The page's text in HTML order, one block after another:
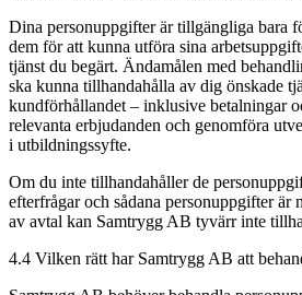
Dina personuppgifter är tillgängliga bara
dem för att kunna utföra sina
tjänst du begärt. Ändamålen med
ska kunna tillhandahålla av dig önskade
kundförhållandet – inklusive betalningar
relevanta erbjudanden och genomföra
i utbildningssyfte.
Om du inte tillhandahåller de
efterfrågar och sådana personuppgifter är
av avtal kan Samtrygg AB tyvärr inte
4.4 Vilken rätt har Samtrygg AB att